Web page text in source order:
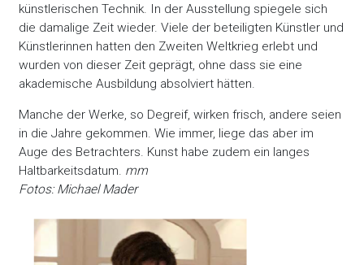
künstlerischen Technik. In der Ausstellung spiegele sich
die damalige Zeit wieder. Viele der beteiligten Künstler und
Künstlerinnen hatten den Zweiten Weltkrieg erlebt und
wurden von dieser Zeit geprägt, ohne dass sie eine
akademische Ausbildung absolviert hätten.
Manche der Werke, so Degreif, wirken frisch, andere seien
in die Jahre gekommen. Wie immer, liege das aber im
Auge des Betrachters. Kunst habe zudem ein langes
Haltbarkeitsdatum. mm
Fotos: Michael Mader